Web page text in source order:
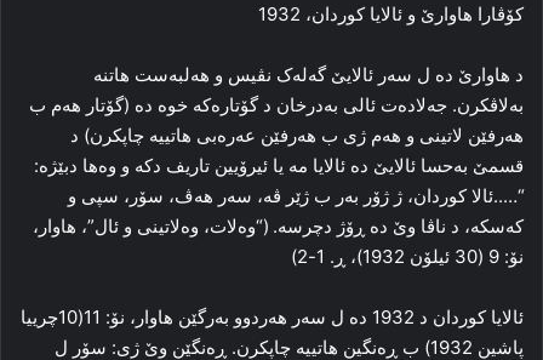
کۆڤارا هاوارێ و ئالایا کوردان، 1932
د هاوارێ ده‌ ل سه‌ر ئالایێ گه‌له‌ک نڤیس و هه‌لبه‌ست هاتنه‌
به‌لاڤکرن. جه‌لاده‌ت ئالی به‌درخان د گۆتاره‌که‌ خوه‌ ده‌ (گۆتار هه‌م ب
هه‌رفێن لاتینی و هه‌م ژی ب هه‌رفێن عه‌ره‌بی هاتییه‌ چاپکرن) د
قسمێ به‌حسا ئالایێ ده‌ ئالایا مه‌ یا ئیرۆیین تاریف دکه‌ و وه‌ها دبێژه‌:
“…..ئالا کوردان، ژ ژۆر به‌ر ب ژێر ڤه‌، سه‌ر هه‌ڤ، سۆر، سپی و
که‌سکه‌، د ناڤا وێ ده‌ ڕۆژ دچرسه‌. (“وه‌لات، وه‌لاتینی و ئال”، هاوار،
نۆ: 9 (30 ئیلۆن 1932)، ڕ. 1-2)
ئالایا کوردان د 1932 ده‌ ل سه‌ر هه‌ردوو به‌رگێن هاوار، نۆ: 11(10چرییا
پاشین 1932) ب ڕه‌نگین هاتییه‌ چاپکرن. ڕه‌نگێن وێ ژی: سۆر ل